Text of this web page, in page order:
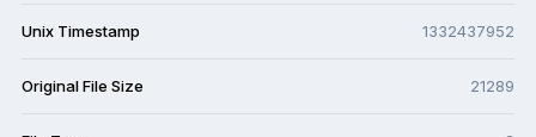
Unix Timestamp 1332437952
Original File Size 21289